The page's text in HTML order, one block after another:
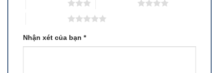
Nhận xét của bạn *